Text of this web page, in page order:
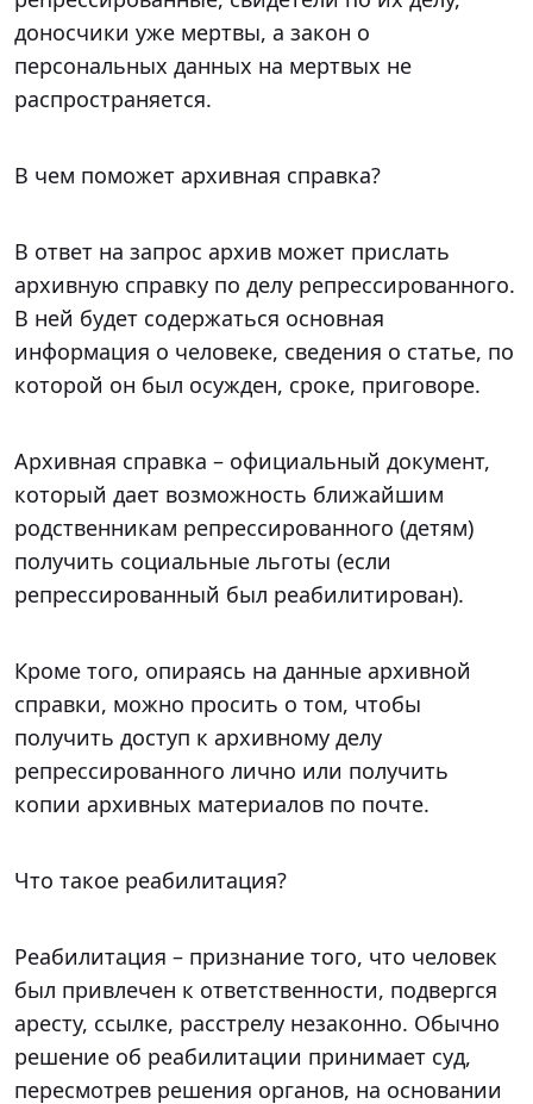
доносчики уже мертвы, а закон о
персональных данных на мертвых не
распространяется.
В чем поможет архивная справка?
В ответ на запрос архив может прислать
архивную справку по делу репрессированного.
В ней будет содержаться основная
информация о человеке, сведения о статье, по
которой он был осужден, сроке, приговоре.
Архивная справка – официальный документ,
который дает возможность ближайшим
родственникам репрессированного (детям)
получить социальные льготы (если
репрессированный был реабилитирован).
Кроме того, опираясь на данные архивной
справки, можно просить о том, чтобы
получить доступ к архивному делу
репрессированного лично или получить
копии архивных материалов по почте.
Что такое реабилитация?
Реабилитация – признание того, что человек
был привлечен к ответственности, подвергся
аресту, ссылке, расстрелу незаконно. Обычно
решение об реабилитации принимает суд,
пересмотрев решения органов, на основании